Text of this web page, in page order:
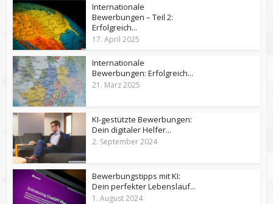
Internationale
Bewerbungen – Teil 2:
Erfolgreich...
17. April 2025
Internationale
Bewerbungen: Erfolgreich...
21. März 2025
KI-gestützte Bewerbungen:
Dein digitaler Helfer...
2. September 2024
Bewerbungstipps mit KI:
Dein perfekter Lebenslauf...
1. August 2024